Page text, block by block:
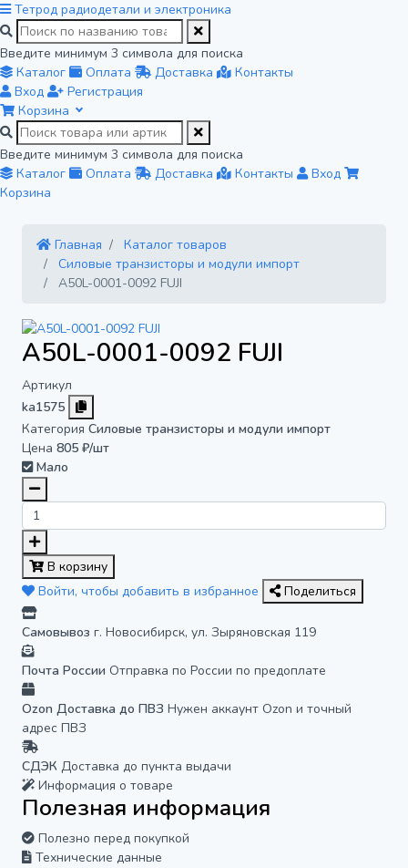
Тетрод радиодетали и электроника
Введите минимум 3 символа для поиска
Каталог
Оплата Доставка
Контакты
Вход
Регистрация
Корзина
Введите минимум 3 символа для поиска
Каталог
Оплата Доставка Контакты
Вход
Корзина
Главная
Каталог товаров
Силовые транзисторы и модули импорт
A50L-0001-0092 FUJI
A50L-0001-0092 FUJI
Артикул
ka1575
Категория Силовые транзисторы и модули импорт
Цена 805 ₽/шт
Мало
В корзину
Войти, чтобы добавить в избранное
Поделиться
Самовывоз г. Новосибирск, ул. Зыряновская 119
Почта России Отправка по России по предоплате
Ozon Доставка до ПВЗ Нужен аккаунт Ozon и точный
адрес ПВЗ
СДЭК Доставка до пункта выдачи
Информация о товаре
Полезная информация
Полезно перед покупкой
Технические данные